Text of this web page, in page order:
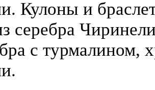
Кулоны и
серебра
с турмалином,